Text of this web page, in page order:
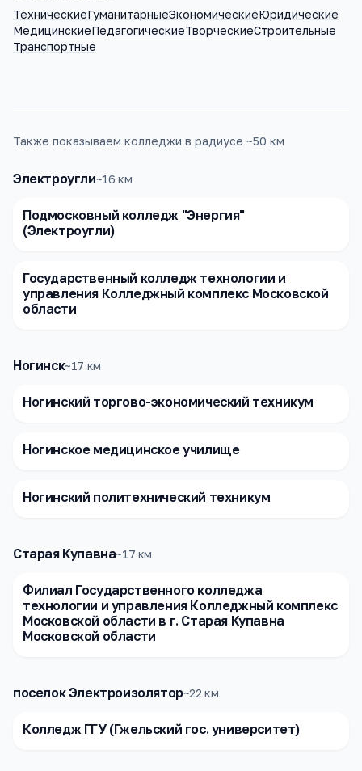
ТехническиеГуманитарныеЭкономическиеЮридические
МедицинскиеПедагогическиеТворческиеСтроительные
Транспортные
Также показываем колледжи в радиусе ~50 км
Электроугли~16 км
Подмосковный колледж "Энергия"
(Электроугли)
Государственный колледж технологии и
управления Колледжный комплекс Московской
области
Ногинск~17 км
Ногинский торгово-экономический техникум
Ногинское медицинское училище
Ногинский политехнический техникум
Старая Купавна~17 км
Филиал Государственного колледжа
технологии и управления Колледжный комплекс
Московской области в г. Старая Купавна
Московской области
поселок Электроизолятор~22 км
Колледж ГГУ (Гжельский гос. университет)